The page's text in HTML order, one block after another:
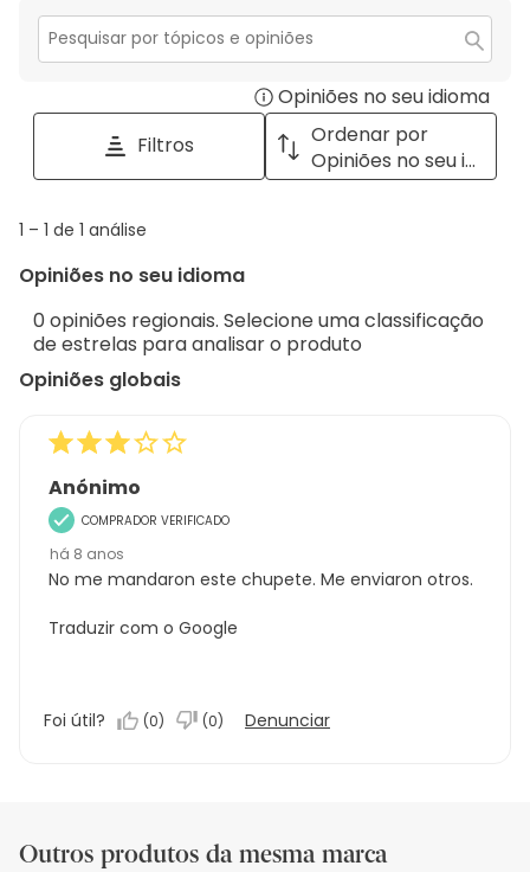
estrelas.
2
estrelas.
com
1
Secção
Opiniões no seu idioma
a
with
Filtros
Ordenar por
Opiniões no seu idioma
1
1
análise
1 – 1 de 1 análise
Opiniões no seu idioma
0 opiniões regionais. Selecione uma classificação
de estrelas para analisar o produto
Opiniões globais
Anónimo
COMPRADOR VERIFICADO
há 8 anos
No me mandaron este chupete. Me enviaron otros.
Traduzir com o Google
Foi útil? (0) (0) Denunciar
Outros produtos da mesma marca